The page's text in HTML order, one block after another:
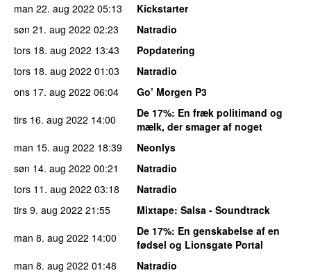
man 22. aug 2022 05:13
Kickstarter
søn 21. aug 2022 02:23
Natradio
tors 18. aug 2022 13:43
Popdatering
tors 18. aug 2022 01:03
Natradio
ons 17. aug 2022 06:04
Go’ Morgen P3
tirs 16. aug 2022 14:00 De 17%: En fræk politimand og
mælk, der smager af noget
man 15. aug 2022 18:39
Neonlys
søn 14. aug 2022 00:21
Natradio
tors 11. aug 2022 03:18
Natradio
tirs 9. aug 2022 21:55 Mixtape: Salsa - Soundtrack
man 8. aug 2022 14:00 De 17%: En genskabelse af en
fødsel og Lionsgate Portal
man 8. aug 2022 01:48
Natradio